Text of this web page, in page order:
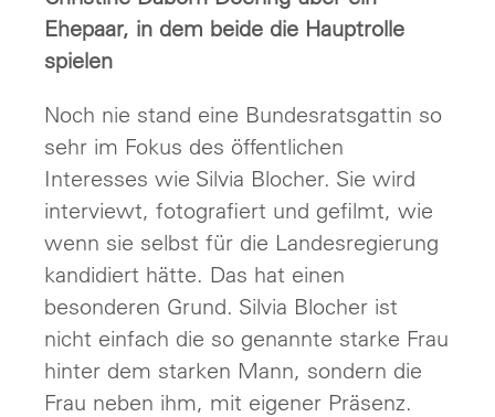
Ehepaar, in dem beide die Hauptrolle
spielen
Noch nie stand eine Bundesratsgattin so
sehr im Fokus des öffentlichen
Interesses wie Silvia Blocher. Sie wird
interviewt, fotografiert und gefilmt, wie
wenn sie selbst für die Landesregierung
kandidiert hätte. Das hat einen
besonderen Grund. Silvia Blocher ist
nicht einfach die so genannte starke Frau
hinter dem starken Mann, sondern die
Frau neben ihm, mit eigener Präsenz.